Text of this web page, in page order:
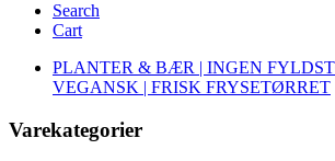
Search
Cart
PLANTER & BÆR | INGEN
VEGANSK | FRISK FRYSETØRRET
Varekategorier